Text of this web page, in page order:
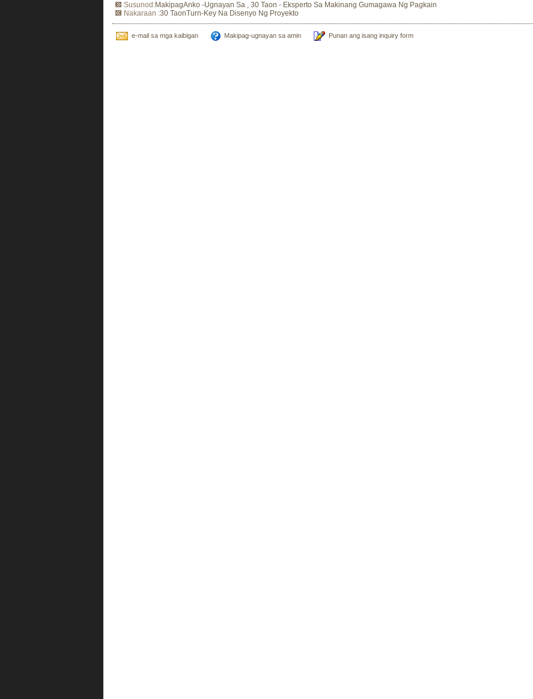
Susunod:MakipagAnko -ugnayan Sa , 30 Taon - Eksperto Sa Makinang Gumagawa Ng Pagkain
Nakaraan :30 TaonTurn-Key Na Disenyo Ng Proyekto
e-mail sa mga kaibigan Makipag-ugnayan sa amin Punan ang isang inquiry form